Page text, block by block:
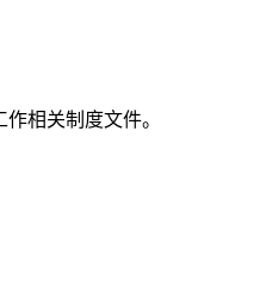
相关制度文件。